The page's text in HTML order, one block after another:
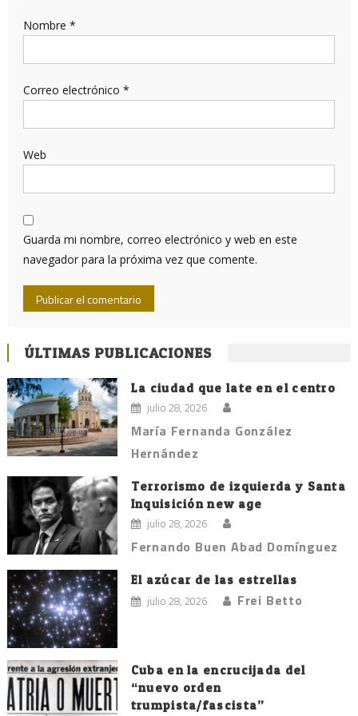
Nombre *
Correo electrónico *
Web
Guarda mi nombre, correo electrónico y web en este
navegador para la próxima vez que comente.
ÚLTIMAS PUBLICACIONES
La ciudad que late en el centro
julio 28, 2026
María Fernanda González
Hernández
Terrorismo de izquierda y Santa
Inquisición new age
julio 28, 2026
Fernando Buen Abad Domínguez
El azúcar de las estrellas
julio 28, 2026 Frei Betto
Cuba en la encrucijada del
“nuevo orden
trumpista/fascista”